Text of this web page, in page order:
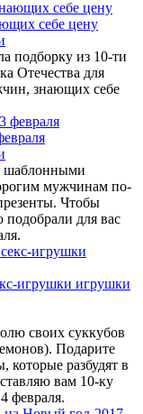
себе цену
подборку из 10-ти
Отечества для
знающих себе
шаблонными
мужчинам по-
Чтобы
подобрали для вас
игрушки игрушки
своих суккубов
Подарите
разбудят в
вам 10-ку
февраля.